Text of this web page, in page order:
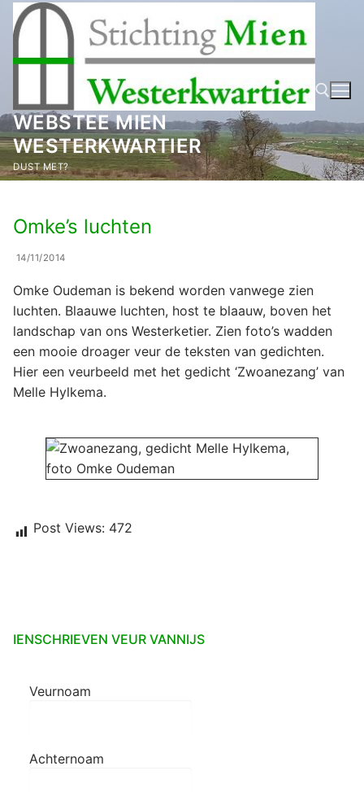
naar
inhoud
WEBSTEE MIEN
WESTERKWARTIER
DUST MET? Zoeken naar:
Omke’s luchten
14/11/2014
Omke Oudeman is bekend worden vanwege zien
luchten. Blaauwe luchten, host te blaauw, boven het
landschap van ons Westerketier. Zien foto’s wadden
een mooie droager veur de teksten van gedichten.
Hier een veurbeeld met het gedicht ‘Zwoanezang’ van
Melle Hylkema.
Post Views: 472
IENSCHRIEVEN VEUR VANNIJS
Veurnoam
Achternoam